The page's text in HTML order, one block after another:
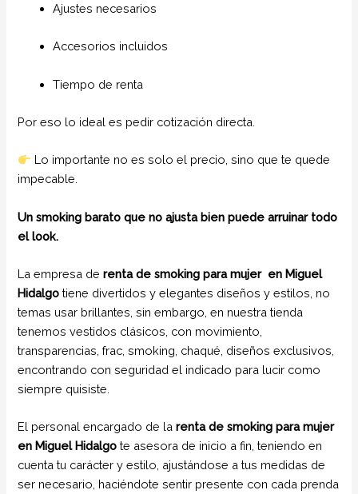
Ajustes necesarios
Accesorios incluidos
Tiempo de renta
Por eso lo ideal es pedir cotización directa.
Lo importante no es solo el precio, sino que te quede
impecable.
Un smoking barato que no ajusta bien puede arruinar todo
el look.
La empresa derenta de smoking para mujer en Miguel
Hidalgo tiene divertidos y elegantes diseños y estilos, no
temas usar brillantes, sin embargo, en nuestra tienda
tenemos vestidos clásicos, con movimiento,
transparencias, frac, smoking, chaqué, diseños exclusivos,
encontrando con seguridad el indicado para lucir como
siempre quisiste.
El personal encargado de la renta de smoking para mujer
en Miguel Hidalgo te asesora de inicio a fin, teniendo en
cuenta tu carácter y estilo, ajustándose a tus medidas de
ser necesario, haciéndote sentir presente con cada prenda